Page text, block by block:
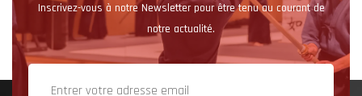
Inscrivez-vous à notre Newsletter pour être tenu au courant de
notre actualité.